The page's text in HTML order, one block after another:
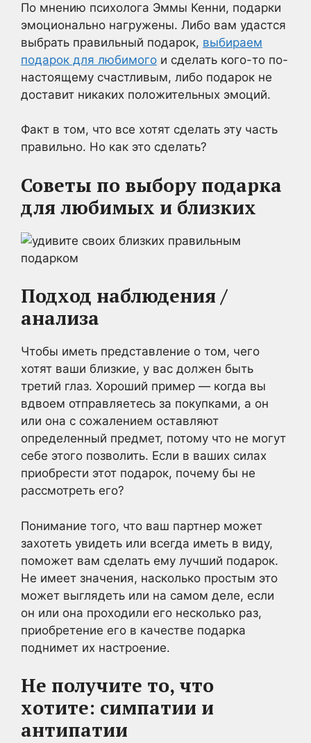
По мнению психолога Эммы Кенни, подарки
эмоционально нагружены. Либо вам удастся
выбрать правильный подарок, выбираем
подарок для любимого и сделать кого-то по-
настоящему счастливым, либо подарок не
доставит никаких положительных эмоций.
Факт в том, что все хотят сделать эту часть
правильно. Но как это сделать?
Советы по выбору подарка
для любимых и близких
Подход наблюдения /
анализа
Чтобы иметь представление о том, чего
хотят ваши близкие, у вас должен быть
третий глаз. Хороший пример — когда вы
вдвоем отправляетесь за покупками, а он
или она с сожалением оставляют
определенный предмет, потому что не могут
себе этого позволить. Если в ваших силах
приобрести этот подарок, почему бы не
рассмотреть его?
Понимание того, что ваш партнер может
захотеть увидеть или всегда иметь в виду,
поможет вам сделать ему лучший подарок.
Не имеет значения, насколько простым это
может выглядеть или на самом деле, если
он или она проходили его несколько раз,
приобретение его в качестве подарка
поднимет их настроение.
Не получите то, что
хотите: симпатии и
антипатии